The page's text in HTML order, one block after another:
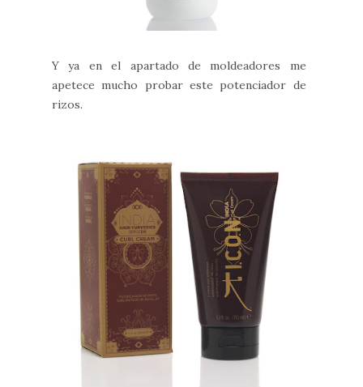
Y ya en el apartado de moldeadores me
apetece mucho probar este potenciador de
rizos.